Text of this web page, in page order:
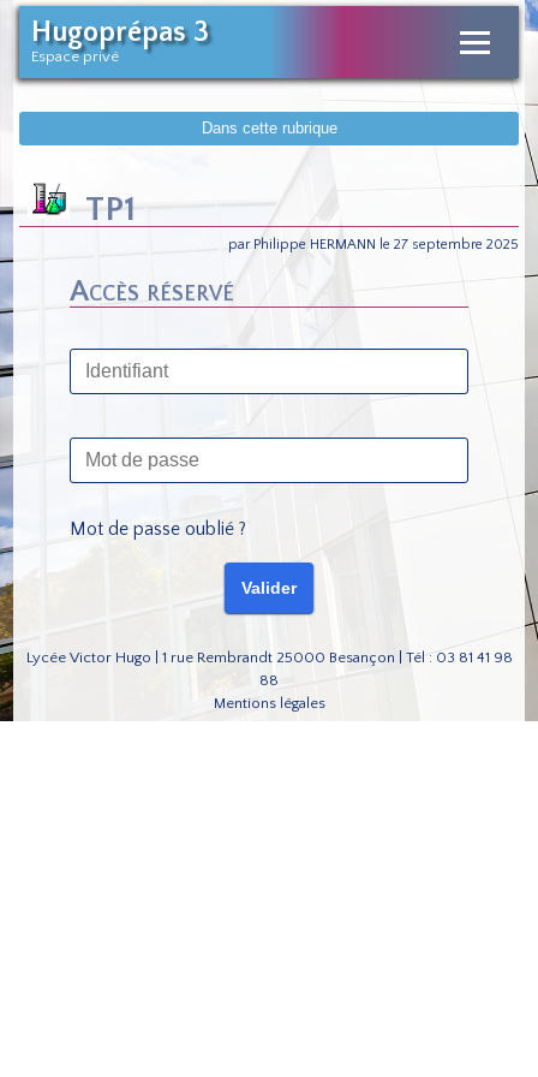
Hugoprépas 3
Espace privé
Dans cette rubrique
TP1
par Philippe HERMANN le 27 septembre 2025
Accès réservé
Mot de passe oublié ?
Lycée Victor Hugo | 1 rue Rembrandt 25000 Besançon | Tél : 03 81 41 98
88
Mentions légales